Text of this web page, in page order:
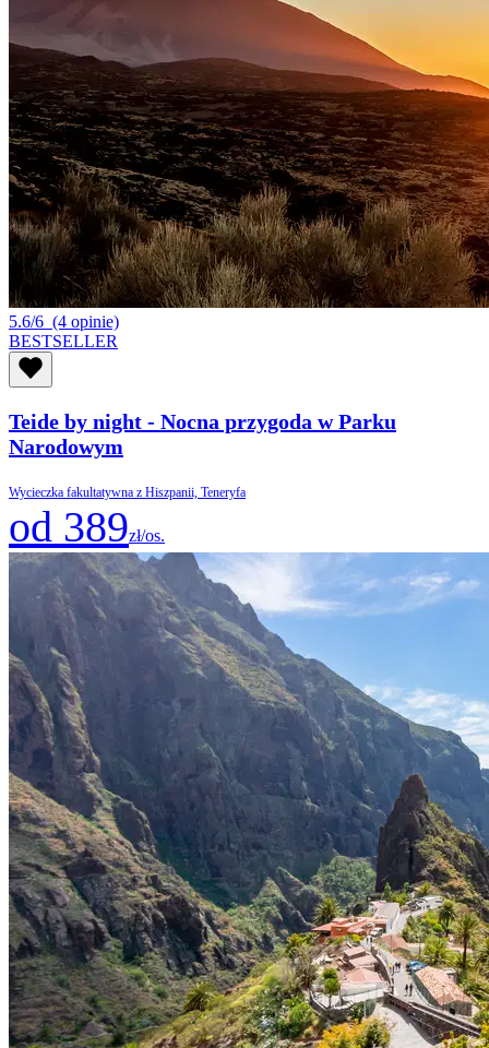
5.6/6 (4 opinie)
BESTSELLER
Teide by night - Nocna przygoda w Parku
Narodowym
Wycieczka fakultatywna z Hiszpanii, Teneryfa
od 389zł/os.